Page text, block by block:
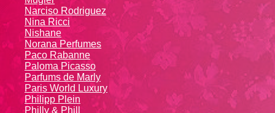
Narciso Rodriguez
Nina Ricci
Nishane
Norana Perfumes
Paco Rabanne
Paloma Picasso
Parfums de Marly
Paris World Luxury
Philipp Plein
Philly & Phill